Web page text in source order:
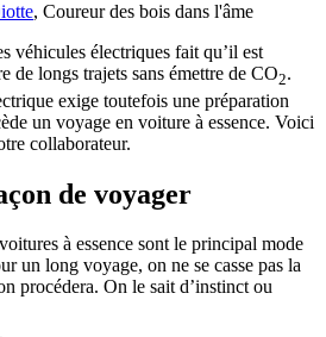
, Coureur des bois dans l'âme
véhicules électriques fait qu’il est
de longs trajets sans émettre de CO2.
exige toutefois une préparation
un voyage en voiture à essence. Voici
collaborateur.
de voyager
à essence sont le principal mode
un long voyage, on ne se casse pas la
procédera. On le sait d’instinct ou